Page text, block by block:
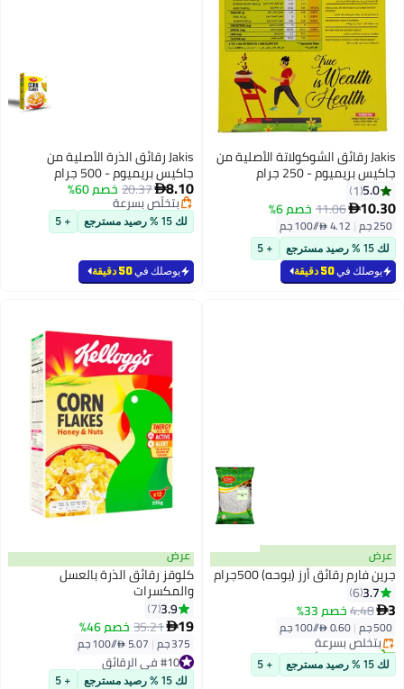
Jakis رقائق الشوكولاتة الأصلية من
جاكيس بريميوم - 250 جرام
5.0
1
10.30
11.06خصم 6%
250 جم |
لك 15 % رصيد مسترجع + 5
يوصلك في50 دقيقة
Jakis رقائق الذرة الأصلية من
جاكيس بريميوم - 500 جرام
8.10
20.37خصم 60%
بتخلّص بسرعة
بتخلّص بسرعةلك 15 % رصيد مسترجع + 5
يوصلك في50 دقيقة
عرض
جرين فارم رقائق أرز (بوحه) 500جرام
3.7
6
3
4.48خصم 33%
500 جم |
#9 في الرقائق
أقل سعر في السنة
بتخلّص بسرعة
تم بيع +30 مؤخرًا
#9 في الرقائقلك 15 % رصيد مسترجع + 5
عرض
كلوقز رقائق الذرة بالعسل
والمكسرات
3.9
7
19
35.21خصم 46%
375 جم |
#10 في الرقائق
#10 في الرقائقلك 15 % رصيد مسترجع + 5